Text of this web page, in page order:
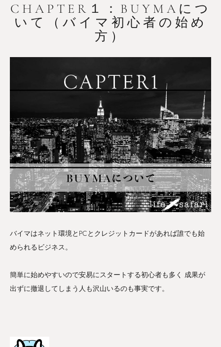
CHAPTER１：BUYMAにつ
いて（バイマ初心者の始め
方）
バイマはネット環境とPCとクレジットカードがあれば誰でも始
められるビジネス。
簡単に始めやすいので安易にスタートする初心者も多く 成果が
出ずに撤退してしまう人も沢山いるのも事実です。